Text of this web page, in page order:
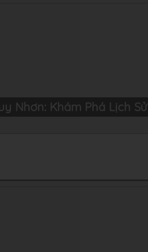
Nhơn: Khám Phá Lịch Sử